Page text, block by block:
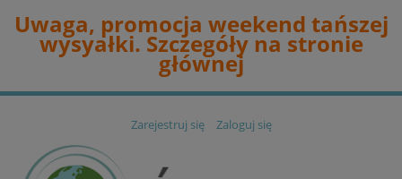
Uwaga, promocja weekend tańszej
wysyałki. Szczegóły na stronie
głównej
Zarejestruj się Zaloguj się